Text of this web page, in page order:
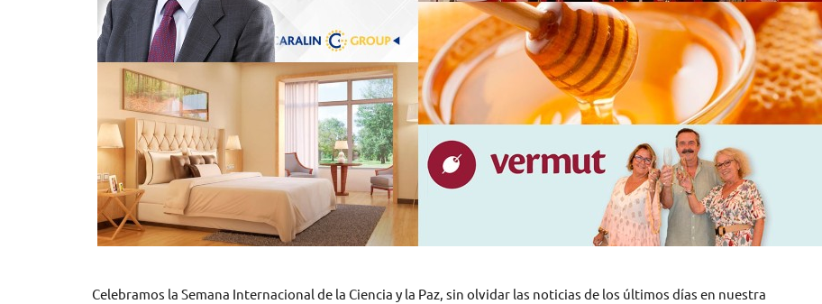
Celebramos la Semana Internacional de la Ciencia y la Paz, sin olvidar las noticias de los últimos días en nuestra